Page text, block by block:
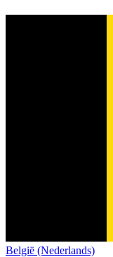
België (Nederlands)